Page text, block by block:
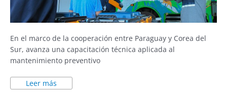
En el marco de la cooperación entre Paraguay y Corea del
Sur, avanza una capacitación técnica aplicada al
mantenimiento preventivo
Leer más